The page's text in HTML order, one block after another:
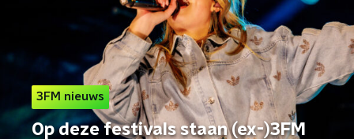
3FM nieuws
Op deze festivals staan (ex-)3FM